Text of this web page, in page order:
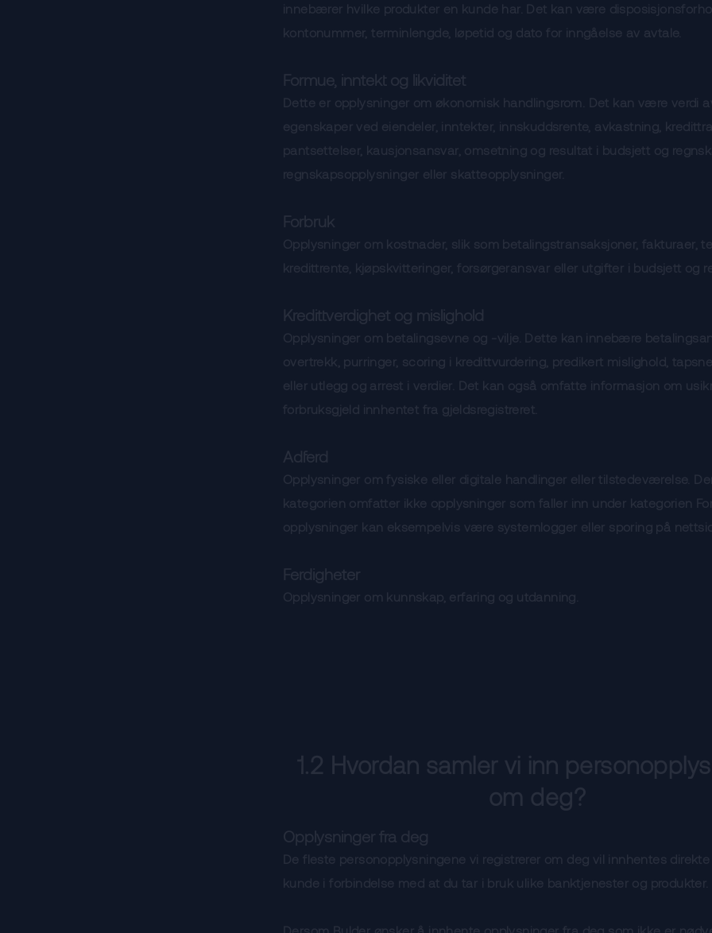
innebærer hvilke produkter en kunde har. Det kan være
kontonummer, terminlengde, løpetid og dato for inngåelse av avtale.
Formue, inntekt og likviditet
Dette er opplysninger om økonomisk handlingsrom. Det kan være verdi
egenskaper ved eiendeler, inntekter, innskuddsrente, avkastning,
pantsettelser, kausjonsansvar, omsetning og resultat i budsjett og
regnskapsopplysninger eller skatteopplysninger.
Forbruk
Opplysninger om kostnader, slik som betalingstransaksjoner, fakturaer,
kredittrente, kjøpskvitteringer, forsørgeransvar eller utgifter i budsjett og
Kredittverdighet og mislighold
Opplysninger om betalingsevne og -vilje. Dette kan innebære
overtrekk, purringer, scoring i kredittvurdering, predikert mislighold,
eller utlegg og arrest i verdier. Det kan også omfatte informasjon om
forbruksgjeld innhentet fra gjeldsregistreret.
Adferd
Opplysninger om fysiske eller digitale handlinger eller tilstedeværelse.
kategorien omfatter ikke opplysninger som faller inn under kategorien
opplysninger kan eksempelvis være systemlogger eller sporing på
Ferdigheter
Opplysninger om kunnskap, erfaring og utdanning.
1.2 Hvordan samler vi inn
om deg?
Opplysninger fra deg
De fleste personopplysningene vi registrerer om deg vil innhentes
kunde i forbindelse med at du tar i bruk ulike banktjenester og produkter.